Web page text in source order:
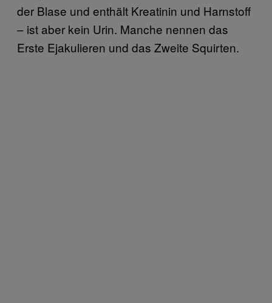
der Blase und enthält Kreatinin und Harnstoff
– ist aber kein Urin. Manche nennen das
Erste Ejakulieren und das Zweite Squirten.